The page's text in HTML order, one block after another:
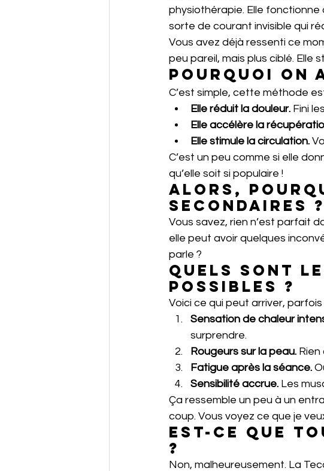
physiothérapie. Elle fonctionne
sorte de courant invisible qui
Vous avez déjà ressenti ce
peu pareil, mais plus ciblé. Elle
Pourquoi on
C’est simple, cette méthode
Elle réduit la douleur. Fini
Elle accélère la
Elle stimule la circulation.
C’est un peu comme si elle
qu’elle soit si populaire !
Alors,
secondaires ?
Vous savez, rien n’est parfait
elle peut avoir quelques
parle ?
Quels sont
possibles ?
Voici ce qui peut arriver, parfois
Sensation de chaleur
surprendre.
Rougeurs sur la peau.
Fatigue après la séance.
Sensibilité accrue. Les
Ça ressemble un peu à un
coup. Vous voyez ce que je
Est-ce que
?
Non, malheureusement. La